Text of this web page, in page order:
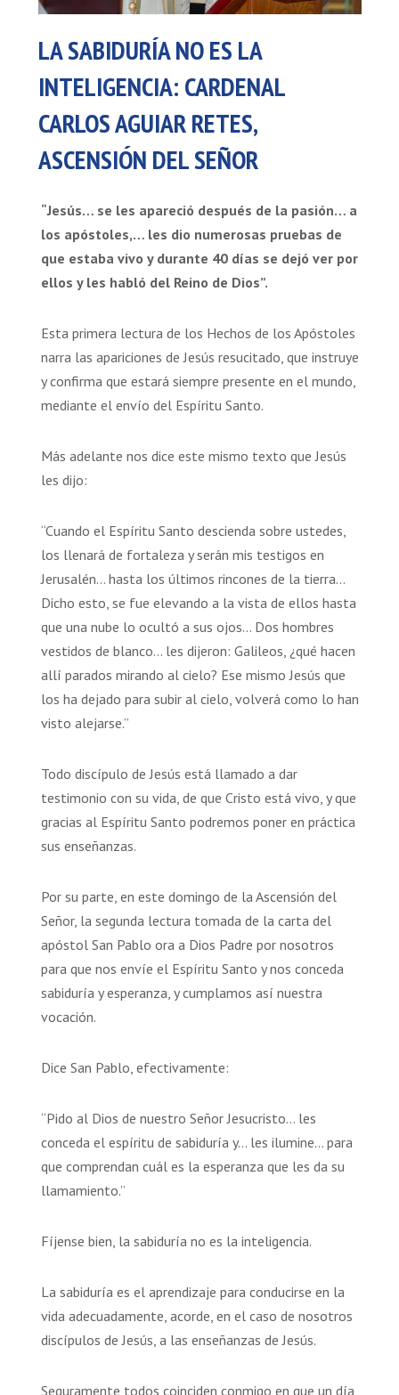
LA SABIDURÍA NO ES LA
INTELIGENCIA: CARDENAL
CARLOS AGUIAR RETES,
ASCENSIÓN DEL SEÑOR
“Jesús… se les apareció después de la pasión… a
los apóstoles,… les dio numerosas pruebas de
que estaba vivo y durante 40 días se dejó ver por
ellos y les habló del Reino de Dios”.
Esta primera lectura de los Hechos de los Apóstoles
narra las apariciones de Jesús resucitado, que instruye
y confirma que estará siempre presente en el mundo,
mediante el envío del Espíritu Santo.
Más adelante nos dice este mismo texto que Jesús
les dijo:
“Cuando el Espíritu Santo descienda sobre ustedes,
los llenará de fortaleza y serán mis testigos en
Jerusalén… hasta los últimos rincones de la tierra…
Dicho esto, se fue elevando a la vista de ellos hasta
que una nube lo ocultó a sus ojos… Dos hombres
vestidos de blanco… les dijeron: Galileos, ¿qué hacen
allí parados mirando al cielo? Ese mismo Jesús que
los ha dejado para subir al cielo, volverá como lo han
visto alejarse.”
Todo discípulo de Jesús está llamado a dar
testimonio con su vida, de que Cristo está vivo, y que
gracias al Espíritu Santo podremos poner en práctica
sus enseñanzas.
Por su parte, en este domingo de la Ascensión del
Señor, la segunda lectura tomada de la carta del
apóstol San Pablo ora a Dios Padre por nosotros
para que nos envíe el Espíritu Santo y nos conceda
sabiduría y esperanza, y cumplamos así nuestra
vocación.
Dice San Pablo, efectivamente:
“Pido al Dios de nuestro Señor Jesucristo… les
conceda el espíritu de sabiduría y… les ilumine… para
que comprendan cuál es la esperanza que les da su
llamamiento.”
Fíjense bien, la sabiduría no es la inteligencia.
La sabiduría es el aprendizaje para conducirse en la
vida adecuadamente, acorde, en el caso de nosotros
discípulos de Jesús, a las enseñanzas de Jesús.
Seguramente todos coinciden conmigo en que un día